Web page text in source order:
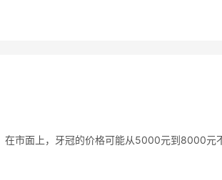
在市面上，牙冠的价格可能从5000元到8000元